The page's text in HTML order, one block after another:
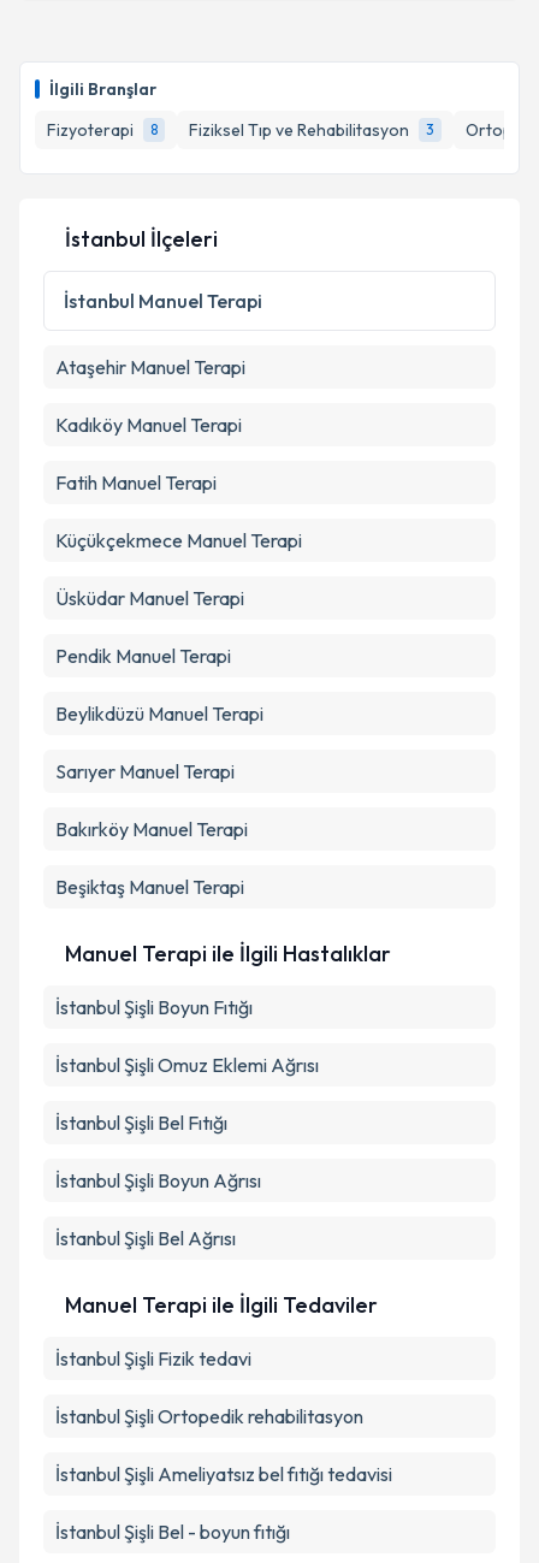
İlgili Branşlar
Fizyoterapi
8 Fiziksel Tıp ve Rehabilitasyon 3 Ortopedi
Takvim Talebini Gönder
takvim hazırlandığında e-posta ile bilgilendireceğiz.
E-posta Adresiniz
Kişisel verilerimin işlenmesine ilişkinAydınlatma
Metni
'ni okudum ve kişisel verilerimin belirtilen
kapsamda işlenmesini kabul ediyorum.
İstanbul İlçeleri
İstanbul Manuel Terapi
Ataşehir Manuel Terapi
Kadıköy Manuel Terapi
Fatih Manuel Terapi
Küçükçekmece Manuel Terapi
Üsküdar Manuel Terapi
Pendik Manuel Terapi
Beylikdüzü Manuel Terapi
Sarıyer Manuel Terapi
Bakırköy Manuel Terapi
Beşiktaş Manuel Terapi
Manuel Terapi ile İlgili Hastalıklar
İstanbul Şişli Boyun Fıtığı
İstanbul Şişli Omuz Eklemi Ağrısı
İstanbul Şişli Bel Fıtığı
İstanbul Şişli Boyun Ağrısı
İstanbul Şişli Bel Ağrısı
Manuel Terapi ile İlgili Tedaviler
İstanbul Şişli Fizik tedavi
İstanbul Şişli Ortopedik rehabilitasyon
İstanbul Şişli Ameliyatsız bel fıtığı tedavisi
İstanbul Şişli Bel - boyun fıtığı